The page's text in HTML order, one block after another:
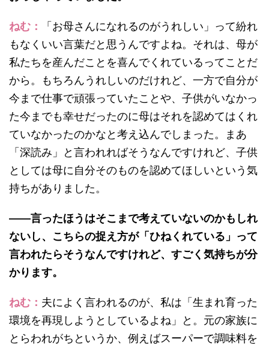
ねむ：
「お母さんになれるのがうれしい」って紛れ
もなくいい言葉だと思うんですよね。それは、母が
私たちを産んだことを喜んでくれているってことだ
から。もちろんうれしいのだけれど、一方で自分が
今まで仕事で頑張っていたことや、子供がいなかっ
た今までも幸せだったのに母はそれを認めてはくれ
ていなかったのかなと考え込んでしまった。まあ
「深読み」と言われればそうなんですけれど、子供
としては母に自分そのものを認めてほしいという気
持ちがありました。
——言ったほうはそこまで考えていないのかもしれ
ないし、こちらの捉え方が「ひねくれている」って
言われたらそうなんですけれど、すごく気持ちが分
かります。
ねむ： 夫によく言われるのが、私は「生まれ育った
環境を再現しようとしているよね」と。元の家族に
とらわれがちというか、例えばスーパーで調味料を